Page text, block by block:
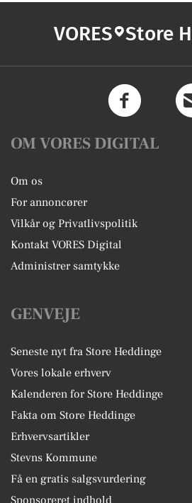
VORES Store
OM VORES DIGITAL
Om os
For annoncører
Vilkår og Privatlivspolitik
Kontakt VORES Digital
Administrer samtykke
GENVEJE
Seneste nyt fra Store Heddinge
Vores lokale erhverv
Kalenderen for Store Heddinge
Fakta om Store Heddinge
Erhvervsartikler
Stevns Kommune
Få en gratis salgsvurdering
Sponsoreret indhold